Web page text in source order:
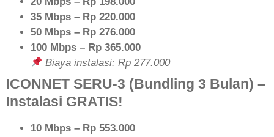
35 Mbps – Rp 220.000
50 Mbps – Rp 276.000
100 Mbps – Rp 365.000
Biaya instalasi: Rp 277.000
ICONNET SERU-3 (Bundling 3 Bulan) –
Instalasi GRATIS!
10 Mbps – Rp 553.000